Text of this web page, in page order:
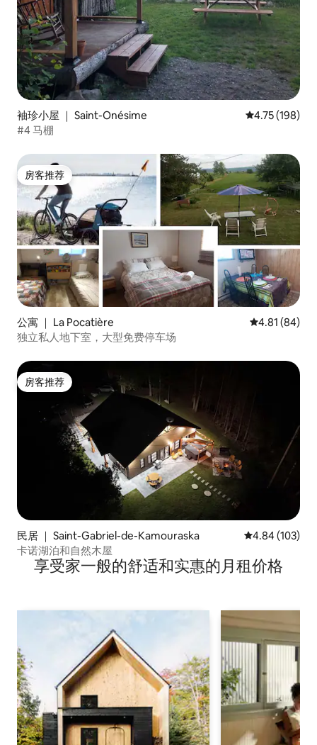
袖珍小屋 ｜ Saint-Onésime 平均评分 4.75
4.75 (198)
#4 马棚
房客推荐
房客推荐
公寓 ｜ La Pocatière 平均评分
4.81 (84)
独立私人地下室，大型免费停车场
房客推荐
房客推荐
民居 ｜ Saint-Gabriel-de-Kamouraska 平均评分 4.84
4.84 (103)
卡诺湖泊和自然木屋
享受家一般的舒适和实惠的月租价格